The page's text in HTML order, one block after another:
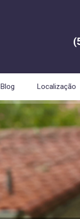
Blog Localização